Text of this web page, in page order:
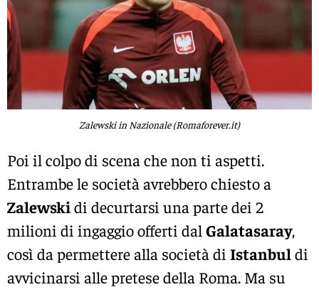
Zalewski in Nazionale (Romaforever.it)
Poi il colpo di scena che non ti aspetti.
Entrambe le società avrebbero chiesto a
Zalewski di decurtarsi una parte dei 2
milioni di ingaggio offerti dal Galatasaray,
così da permettere alla società di Istanbul di
avvicinarsi alle pretese della Roma. Ma su